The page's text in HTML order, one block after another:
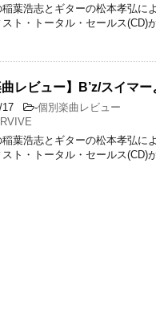
葉浩志とギターの松本孝弘に
ト・トータル・セールス(CD)
曲レビュー】B’z/スイマー
17 -個別楽曲レビュー
葉浩志とギターの松本孝弘に
ト・トータル・セールス(CD)